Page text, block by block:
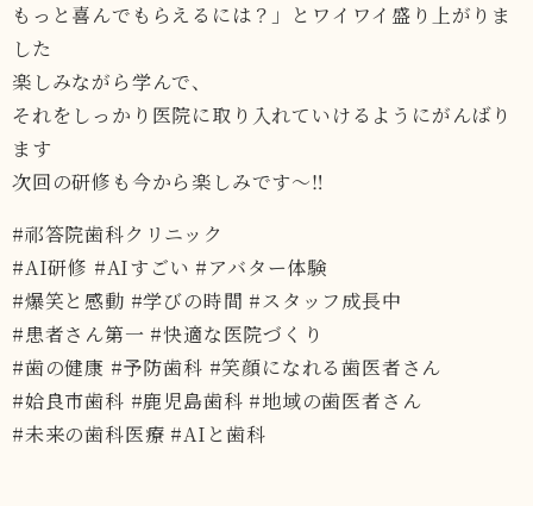
もっと喜んでもらえるには？」とワイワイ盛り上がりま
した
楽しみながら学んで、
それをしっかり医院に取り入れていけるようにがんばり
ます
次回の研修も今から楽しみです〜‼️
#祁答院歯科クリニック
#AI研修 #AIすごい #アバター体験
#爆笑と感動 #学びの時間 #スタッフ成長中
#患者さん第一 #快適な医院づくり
#歯の健康 #予防歯科 #笑顔になれる歯医者さん
#姶良市歯科 #鹿児島歯科 #地域の歯医者さん
#未来の歯科医療 #AIと歯科